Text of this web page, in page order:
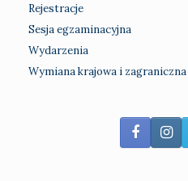
Rejestracje
Sesja egzaminacyjna
Wydarzenia
Wymiana krajowa i zagraniczna